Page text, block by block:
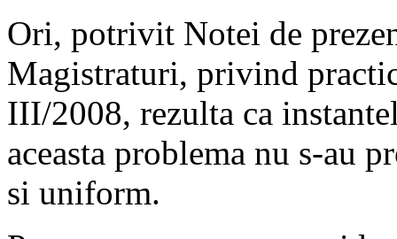
Ori, potrivit Notei de
Magistraturi, privind
III/2008, rezulta ca
aceasta problema nu s-au
si uniform.